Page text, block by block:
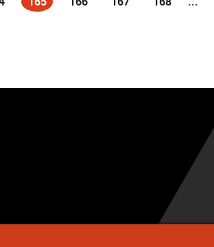
(current)